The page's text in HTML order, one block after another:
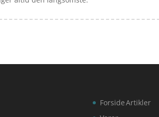
ForsideArtikler